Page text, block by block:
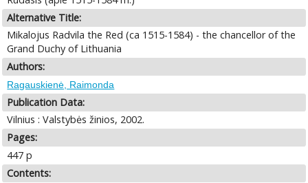
Alternative Title:
Mikalojus Radvila the Red (ca 1515-1584) - the chancellor of the
Grand Duchy of Lithuania
Authors:
Ragauskienė, Raimonda
Publication Data:
Vilnius : Valstybės žinios, 2002.
Pages:
447 p
Contents: